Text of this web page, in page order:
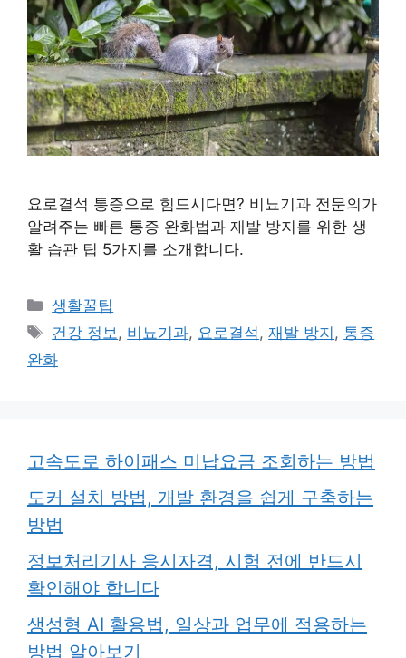
요로결석 통증으로 힘드시다면? 비뇨기과 전문의가
알려주는 빠른 통증 완화법과 재발 방지를 위한 생
활 습관 팁 5가지를 소개합니다.
카
테
리
생활꿀팁
태
그
건강 정보 , 비뇨기과, 요로결석 ,재발 방지 , 통증
완화
고속도로 하이패스 미납요금 조회하는 방법
도커 설치 방법, 개발 환경을 쉽게 구축하는
방법
정보처리기사 응시자격, 시험 전에 반드시
확인해야 합니다
생성형 AI 활용법, 일상과 업무에 적용하는
방법 알아보기